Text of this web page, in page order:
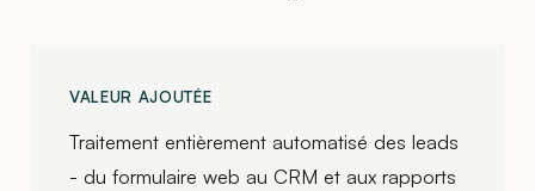
VALEUR AJOUTÉE
Traitement entièrement automatisé des leads
- du formulaire web au CRM et aux rapports